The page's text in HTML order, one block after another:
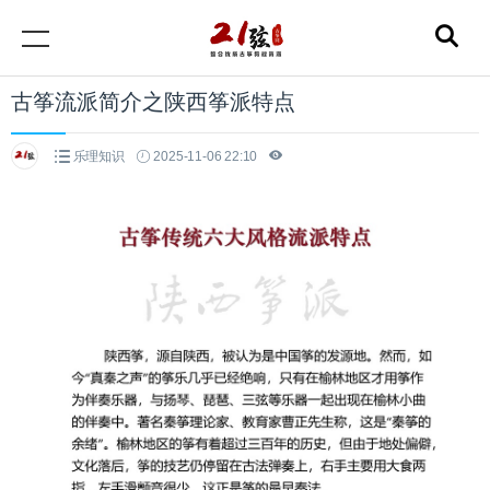
古筝流派简介之陕西筝派特点
乐理知识 2025-11-06 22:10